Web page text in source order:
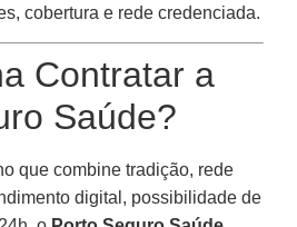
cobertura e rede credenciada.
Contratar a
Saúde?
que combine tradição, rede
digital, possibilidade de